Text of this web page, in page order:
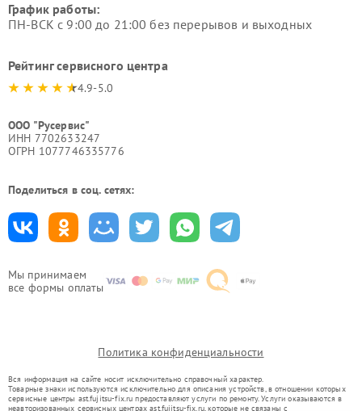
Мы принимаем
все формы оплаты
График работы:
ПН-ВСК с 9:00 до 21:00 без перерывов и выходных
Рейтинг сервисного центра
4.9-5.0
ООО "Русервис"
ИНН 7702633247
ОГРН 1077746335776
Поделиться в соц. сетях:
Политика конфиденциальности
Вся информация на сайте носит исключительно справочный характер.
Товарные знаки используются исключительно для описания устройств, в отношении которых
сервисные центры ast.fujitsu-fix.ru предоставляют услуги по ремонту. Услуги оказываются в
неавторизованных сервисных центрах ast.fujitsu-fix.ru, которые не связаны с